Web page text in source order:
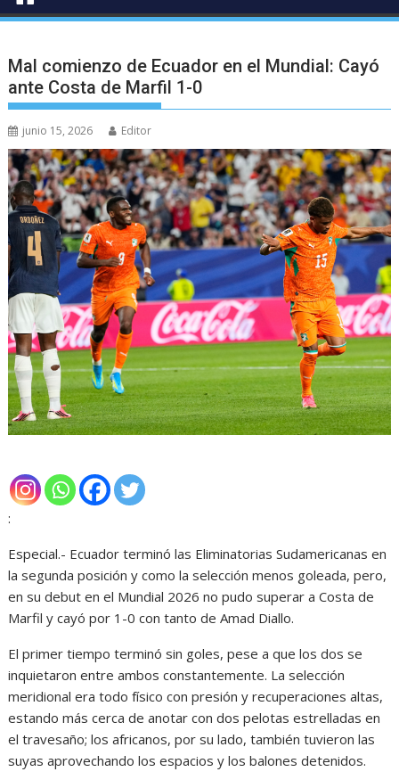
Mal comienzo de Ecuador en el Mundial: Cayó
ante Costa de Marfil 1-0
junio 15, 2026 Editor
:
Especial.- Ecuador terminó las Eliminatorias Sudamericanas en
la segunda posición y como la selección menos goleada, pero,
en su debut en el Mundial 2026 no pudo superar a Costa de
Marfil y cayó por 1-0 con tanto de Amad Diallo.
El primer tiempo terminó sin goles, pese a que los dos se
inquietaron entre ambos constantemente. La selección
meridional era todo físico con presión y recuperaciones altas,
estando más cerca de anotar con dos pelotas estrelladas en
el travesaño; los africanos, por su lado, también tuvieron las
suyas aprovechando los espacios y los balones detenidos.